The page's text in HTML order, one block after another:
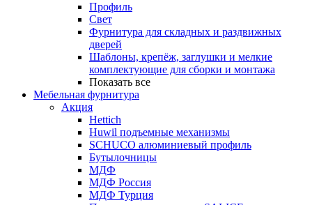
Профиль
Свет
Фурнитура для складных и раздвижных
дверей
Шаблоны, крепёж, заглушки и мелкие
комплектующие для сборки и монтажа
Показать все
Мебельная фурнитура
Акция
Hettich
Huwil подъемные механизмы
SCHUCO алюминиевый профиль
Бутылочницы
МДФ
МДФ Россия
МДФ Турция